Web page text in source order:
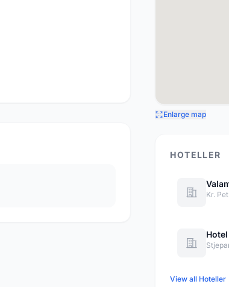
Enlarge map
HOTELLER
Kr.
View all Hoteller